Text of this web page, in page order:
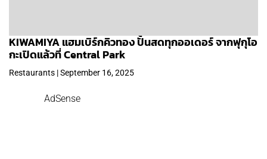
KIWAMIYA แฮมเบิร์กคิวทอง ปั้นสดทุกออเดอร์ จากฟุกุโอ
กะเปิดแล้วที่ Central Park
Restaurants | September 16, 2025
AdSense